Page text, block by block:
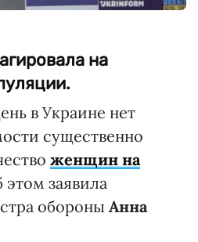
на
в Украине нет
существенно
женщин на
этом заявила
обороны Анна